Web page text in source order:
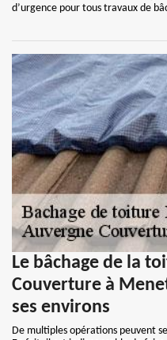
d’urgence pour tous travaux de
Le bâchage de la
Couverture à
ses environs
De multiples opérations peuvent